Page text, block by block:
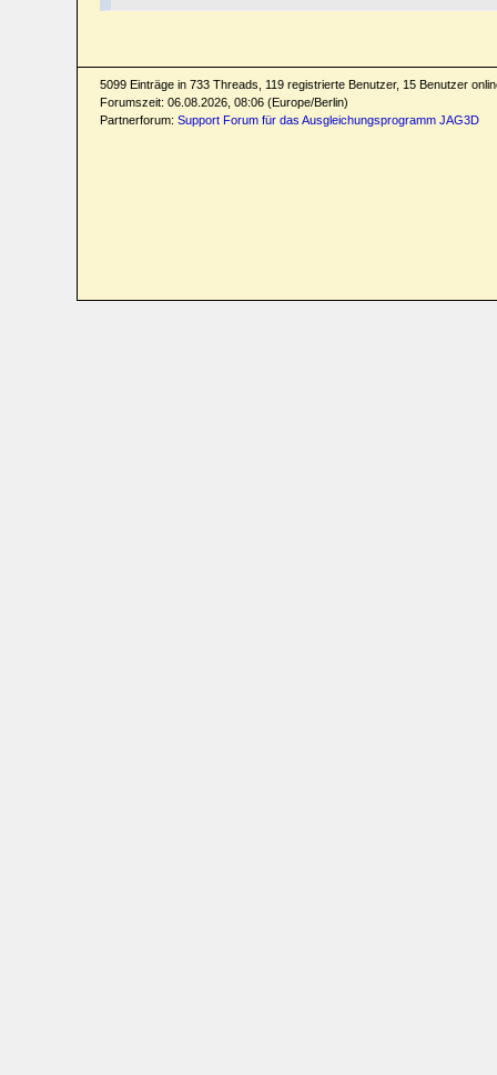
5099 Einträge in 733 Threads, 119 registrierte Benutzer, 15 Benutzer
Forumszeit: 06.08.2026, 08:06 (Europe/Berlin)
Partnerforum: Support Forum für das Ausgleichungsprogramm JAG3D